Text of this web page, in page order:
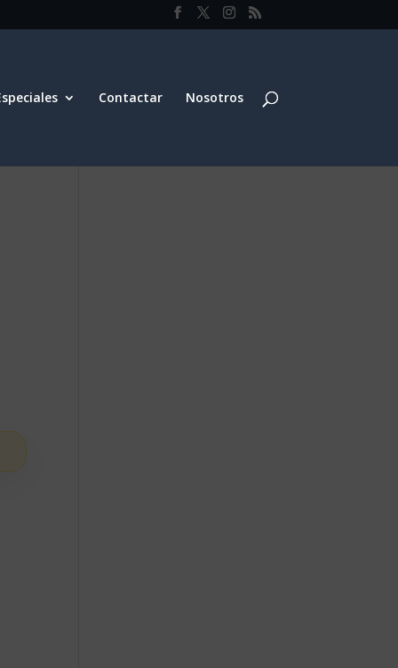
Contactar Nosotros